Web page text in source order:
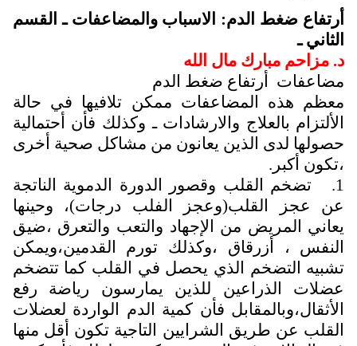
أرتفاع ضغط الدم: الاسباب والمضاعفات ـ القسم
الثاني ـ
د. مزاحم مبارك مال الله
مضاعفات أرتفاع ضغط الدم
معظم هذه المضاعفات ممكن تلافيها في حالة
الألتزام بالعلاج والارشادات ـ وكذلك فأن أحتمالية
حصولها لدى الذين يعانون من مشاكل صحية أخرى
،تكون أكبر.
1. تضخم القلب وقصور الدورة الدموية الناتجة
عن عجز القلب(وعجز الفلب درجات)، وحينها
يعاني المريض من الإجهاد والتعب والتعرق ،ضيق
النفس ، أزرقاق ،وكذلك تورم القدمين،ويمكن
تشبيه التضخم الذي يحصل في القلب كما تتضخم
عضلات الذراعين للذين يمارسون رياضة رفع
الأثقال،وبالمقابل فأن كمية الدم الواردة لعضلات
القلب عن طريق الشرايين التاجية تكون أقل منها